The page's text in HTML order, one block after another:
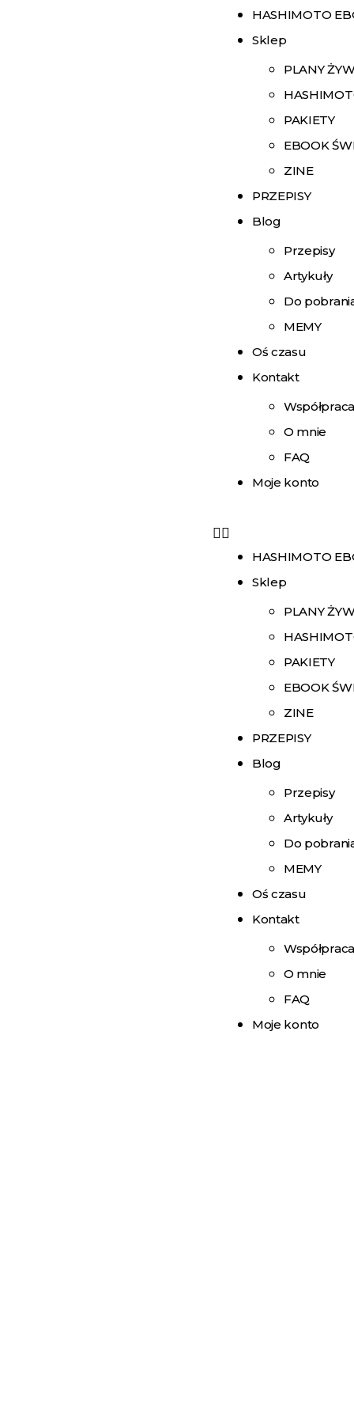
HASHIMOTO
Sklep
PLANY
PAKIETY
EBOOK
ZINE
PRZEPISY
Blog
Przepisy
Artykuły
Do
MEMY
Oś czasu
Kontakt
O mnie
FAQ
Moje konto
HASHIMOTO
Sklep
PLANY
PAKIETY
EBOOK
ZINE
PRZEPISY
Blog
Przepisy
Artykuły
Do
MEMY
Oś czasu
Kontakt
O mnie
FAQ
Moje konto